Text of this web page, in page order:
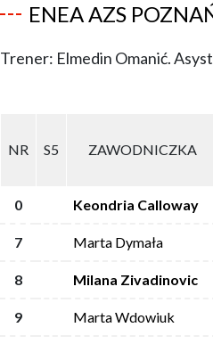
ENEA AZS
Trener: Elmedin Omanić.
NR S5 ZAWODNICZKA
0 Keondria Calloway
7 Marta Dymała
8 Milana Zivadinovic
9 Marta Wdowiuk
NR S5 ZAWODNICZKA
0 Keondria Calloway
7 Marta Dymała
8 Milana Zivadinovic
9 Marta Wdowiuk